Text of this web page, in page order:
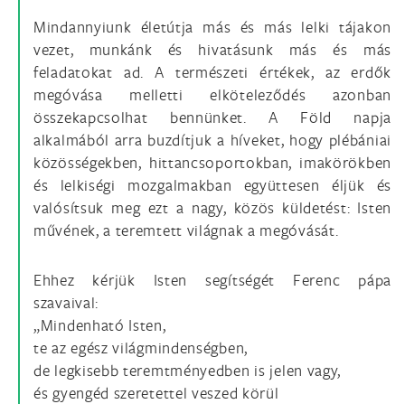
Mindannyiunk életútja más és más lelki tájakon
vezet, munkánk és hivatásunk más és más
feladatokat ad. A természeti értékek, az erdők
megóvása melletti elköteleződés azonban
összekapcsolhat bennünket. A Föld napja
alkalmából arra buzdítjuk a híveket, hogy plébániai
közösségekben, hittancsoportokban, imakörökben
és lelkiségi mozgalmakban együttesen éljük és
valósítsuk meg ezt a nagy, közös küldetést: Isten
művének, a teremtett világnak a megóvását.
Ehhez kérjük Isten segítségét Ferenc pápa
szavaival:
„Mindenható Isten,
te az egész világmindenségben,
de legkisebb teremtményedben is jelen vagy,
és gyengéd szeretettel veszed körül